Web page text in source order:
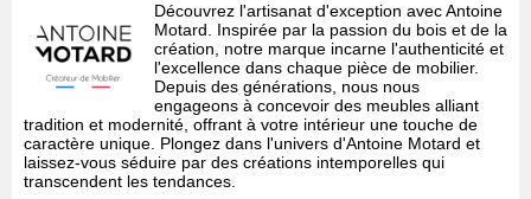
Découvrez l'artisanat d'exception avec Antoine
Motard. Inspirée par la passion du bois et de la
création, notre marque incarne l'authenticité et
l'excellence dans chaque pièce de mobilier.
Depuis des générations, nous nous
engageons à concevoir des meubles alliant
tradition et modernité, offrant à votre intérieur une touche de
caractère unique. Plongez dans l'univers d'Antoine Motard et
laissez-vous séduire par des créations intemporelles qui
transcendent les tendances.